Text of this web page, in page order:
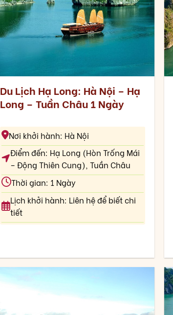
Du Lịch Hạ Long: Hà Nội – Hạ
Long – Tuần Châu 1 Ngày
Nơi khởi hành: Hà Nội
Điểm đến: Hạ Long (Hòn Trống Mái
– Động Thiên Cung), Tuần Châu
Thời gian: 1 Ngày
Lịch khởi hành: Liên hệ để biết chi
tiết